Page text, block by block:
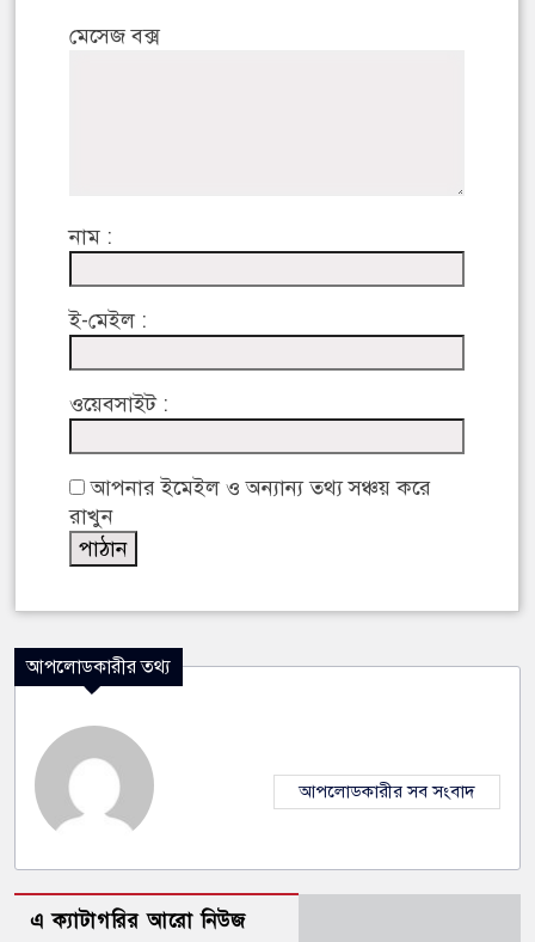
মেসেজ বক্স
নাম :
ই-মেইল :
ওয়েবসাইট :
আপনার ইমেইল ও অন্যান্য তথ্য সঞ্চয় করে
রাখুন
আপলোডকারীর তথ্য
আপলোডকারীর সব সংবাদ
এ ক্যাটাগরির আরো নিউজ